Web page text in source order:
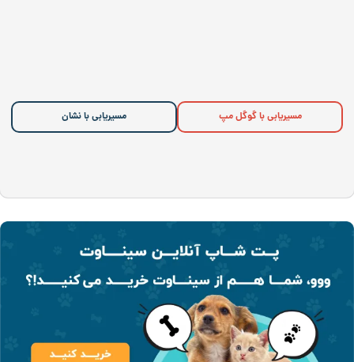
مسیریابی با گوگل مپ مسیریابی با نشان